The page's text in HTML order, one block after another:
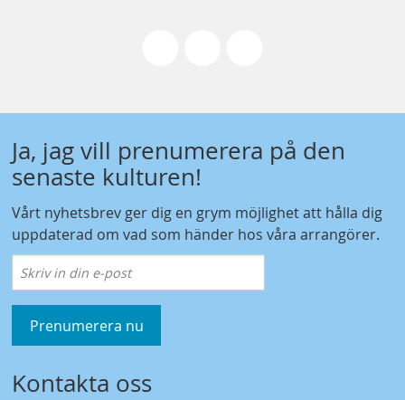
Ja, jag vill prenumerera på den
senaste kulturen!
Vårt nyhetsbrev ger dig en grym möjlighet att hålla dig
uppdaterad om vad som händer hos våra arrangörer.
Prenumerera nu
Kontakta oss